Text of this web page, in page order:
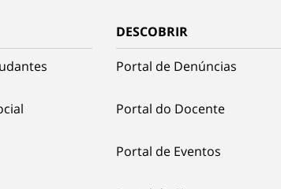
DESCOBRIR
Portal de Denúncias
Portal do Docente
Portal de Eventos